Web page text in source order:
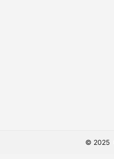
© 2025